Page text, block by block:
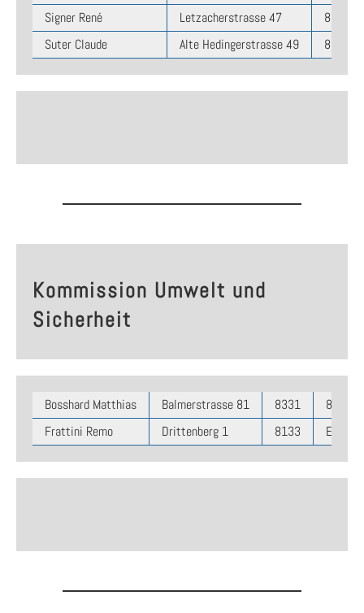
Signer René
Letzacherstrasse 47
8117
Suter Claude
Alte Hedingerstrasse 49 8910
Kommission Umwelt und
Sicherheit
Bosshard Matthias Balmerstrasse 81 8331
8331
Frattini Remo
Drittenberg 1 8133